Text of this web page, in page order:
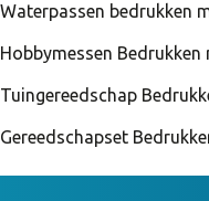
Waterpassen bedrukken
Hobbymessen Bedrukken
Tuingereedschap
Gereedschapset